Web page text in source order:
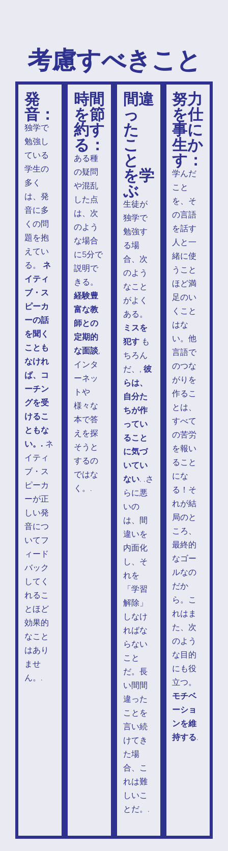
考慮すべきこと
発
音：
独学で
勉強し
ている
学生の
多く
は、発
音に多
くの問
題を抱
えてい
る。ネ
イティ
ブ・ス
ピーカ
ーの話
を聞く
ことも
なけれ
ば、コ
ーチン
グを受
けるこ
ともな
い。. ネ
イティ
ブ・ス
ピーカ
ーが正
しい発
音につ
いてフ
ィード
バック
してく
れるこ
とほど
効果的
なこと
はあり
ませ
ん。.
時間
を節
約す
る：
ある種
の疑問
や混乱
した点
は、次
のよう
な場合
に5分で
説明で
きる。
経験豊
富な教
師との
定期的
な面談,
インタ
ーネッ
トや
様々な
本で答
えを探
そうと
するの
ではな
く。.
間違
っ
た
こ
と
を学
ぶ
生徒が
独学で
勉強す
る場
合、次
のよう
なこと
がよく
ある。
ミスを
犯すも
ちろん
だ、, 彼
らは、
自分た
ちが作
ってい
ること
に気づ
いてい
ない. .さ
らに悪
いの
は、間
違いを
内面化
し、そ
れを
「学習
解除」
しなけ
ればな
らない
こと
だ。長
い間間
違った
ことを
言い続
けてき
た場
合、こ
れは難
しいこ
とだ。.
努力
を仕
事に
生か
す：
学んだ
こと
を、そ
の言語
を話す
人と一
緒に使
うこと
ほど満
足のい
くこと
はな
い。他
言語で
のつな
がりを
作るこ
とは、
すべて
の苦労
を報い
ること
にな
る！そ
れが結
局のと
ころ、
最終的
なゴー
ルなの
だか
ら。こ
れはま
た、次
のよう
な目的
にも役
立つ。
モチベ
ーショ
ンを維
持する.